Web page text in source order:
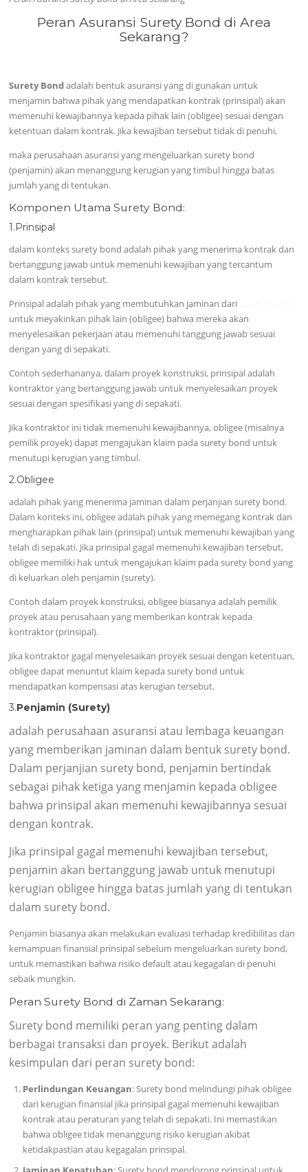
Peran Asuransi Surety Bond di Area
Sekarang?
Surety Bondadalah bentuk asuransi yang di gunakan untuk
menjamin bahwa pihak yang mendapatkan kontrak (prinsipal) akan
memenuhi kewajibannya kepada pihak lain (obligee) sesuai dengan
ketentuan dalam kontrak. Jika kewajiban tersebut tidak di penuhi,
maka perusahaan asuransi yang mengeluarkan surety bond
(penjamin) akan menanggung kerugian yang timbul hingga batas
jumlah yang di tentukan.
Komponen Utama Surety Bond:
1.Prinsipal
dalam konteks surety bond adalah pihak yang menerima kontrak dan
bertanggung jawab untuk memenuhi kewajiban yang tercantum
dalam kontrak tersebut.
Prinsipal adalah pihak yang membutuhkan jaminan dari
untuk meyakinkan pihak lain (obligee) bahwa mereka akan
menyelesaikan pekerjaan atau memenuhi tanggung jawab sesuai
dengan yang di sepakati.
Contoh sederhananya, dalam proyek konstruksi, prinsipal adalah
kontraktor yang bertanggung jawab untuk menyelesaikan proyek
sesuai dengan spesifikasi yang di sepakati.
Jika kontraktor ini tidak memenuhi kewajibannya, obligee (misalnya
pemilik proyek) dapat mengajukan klaim pada surety bond untuk
menutupi kerugian yang timbul.
2.Obligee
adalah pihak yang menerima jaminan dalam perjanjian surety bond.
Dalam konteks ini, obligee adalah pihak yang memegang kontrak dan
mengharapkan pihak lain (prinsipal) untuk memenuhi kewajiban yang
telah di sepakati. Jika prinsipal gagal memenuhi kewajiban tersebut,
obligee memiliki hak untuk mengajukan klaim pada surety bond yang
di keluarkan oleh penjamin (surety).
Contoh dalam proyek konstruksi, obligee biasanya adalah pemilik
proyek atau perusahaan yang memberikan kontrak kepada
kontraktor (prinsipal).
Jika kontraktor gagal menyelesaikan proyek sesuai dengan ketentuan,
obligee dapat menuntut klaim kepada surety bond untuk
mendapatkan kompensasi atas kerugian tersebut.
3.Penjamin (Surety)
adalah perusahaan asuransi atau lembaga keuangan
yang memberikan jaminan dalam bentuk surety bond.
Dalam perjanjian surety bond, penjamin bertindak
sebagai pihak ketiga yang menjamin kepada obligee
bahwa prinsipal akan memenuhi kewajibannya sesuai
dengan kontrak.
Jika prinsipal gagal memenuhi kewajiban tersebut,
penjamin akan bertanggung jawab untuk menutupi
kerugian obligee hingga batas jumlah yang di tentukan
dalam surety bond.
Penjamin biasanya akan melakukan evaluasi terhadap kredibilitas dan
kemampuan finansial prinsipal sebelum mengeluarkan surety bond,
untuk memastikan bahwa risiko default atau kegagalan di penuhi
sebaik mungkin.
Peran Surety Bond di Zaman Sekarang:
Surety bond memiliki peran yang penting dalam
berbagai transaksi dan proyek. Berikut adalah
kesimpulan dari peran surety bond:
Perlindungan Keuangan: Surety bond melindungi pihak obligee
dari kerugian finansial jika prinsipal gagal memenuhi kewajiban
kontrak atau peraturan yang telah di sepakati. Ini memastikan
bahwa obligee tidak menanggung risiko kerugian akibat
ketidakpastian atau kegagalan prinsipal.